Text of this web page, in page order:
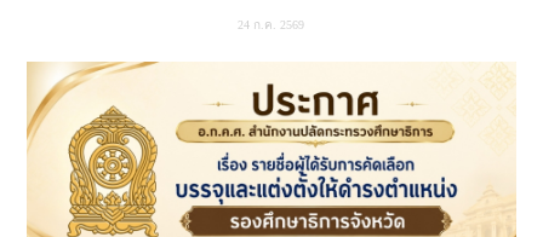
24 ก.ค. 2569